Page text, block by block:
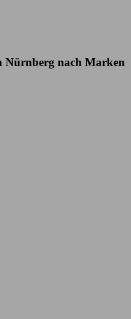
Nürnberg nach Marken